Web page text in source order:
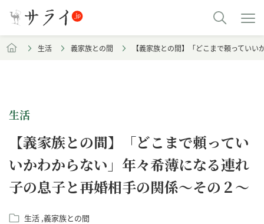
生活 義家族との間 【義家族との間】「どこまで頼ってい
生活
【義家族との間】「どこまで頼ってい
いかわからない」年々希薄になる連れ
子の息子と再婚相手の関係～その２～
生活 義家族との間